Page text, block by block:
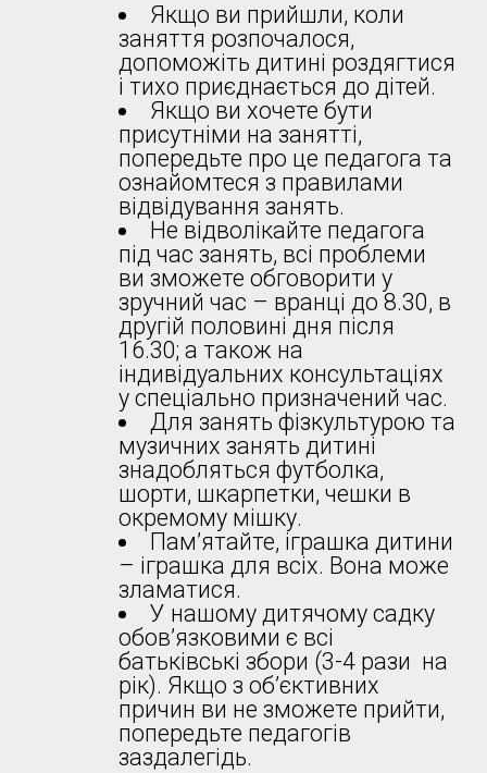
Якщо ви прийшли, коли
заняття розпочалося,
допоможіть дитині роздягтися
і тихо приєднається до дітей.
Якщо ви хочете бути
присутніми на занятті,
попередьте про це педагога та
ознайомтеся з правилами
відвідування занять.
Не відволікайте педагога
під час занять, всі проблеми
ви зможете обговорити у
зручний час – вранці до 8.30, в
другій половині дня після
16.30; а також на
індивідуальних консультаціях
у спеціально призначений час.
Для занять фізкультурою та
музичних занять дитині
знадобляться футболка,
шорти, шкарпетки, чешки в
окремому мішку.
Пам’ятайте, іграшка дитини
– іграшка для всіх. Вона може
зламатися.
У нашому дитячому садку
обов’язковими є всі
батьківські збори (3-4 рази на
рік). Якщо з об’єктивних
причин ви не зможете прийти,
попередьте педагогів
заздалегідь.